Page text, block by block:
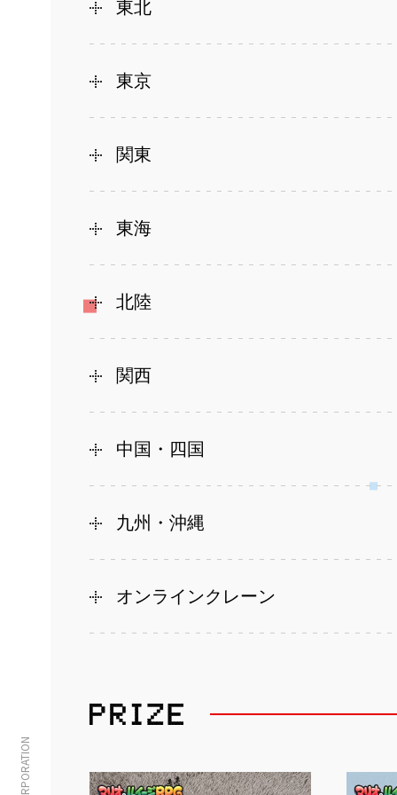
東北
東京
関東
東海
北陸
関西
中国・四国
九州・沖縄
オンラインクレーン